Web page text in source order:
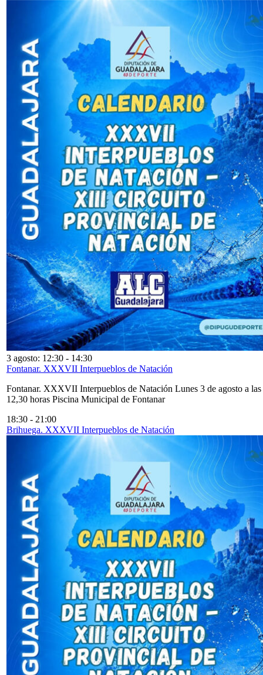
3 agosto: 12:30 - 14:30
Fontanar. XXXVII Interpueblos de Natación
Fontanar. XXXVII Interpueblos de Natación Lunes 3 de agosto a las
12,30 horas Piscina Municipal de Fontanar
18:30 - 21:00
Brihuega. XXXVII Interpueblos de Natación